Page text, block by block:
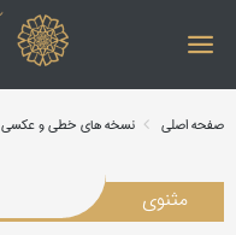
صفحه اصلی نسخه های خطی و عکسی
مثنوی